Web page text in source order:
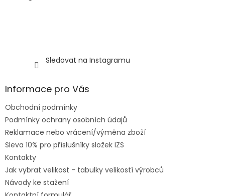
Sledovat na Instagramu
Informace pro Vás
Obchodní podmínky
Podmínky ochrany osobních údajů
Reklamace nebo vrácení/výměna zboží
Sleva 10% pro příslušníky složek IZS
Kontakty
Jak vybrat velikost - tabulky velikostí výrobců
Návody ke stažení